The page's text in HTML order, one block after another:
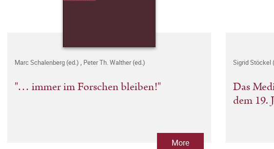
Marc Schalenberg (ed.) Peter Th. Walther (ed.)
"… immer im Forschen bleiben!"
More
Sigrid Stöckel
Das
dem 19.